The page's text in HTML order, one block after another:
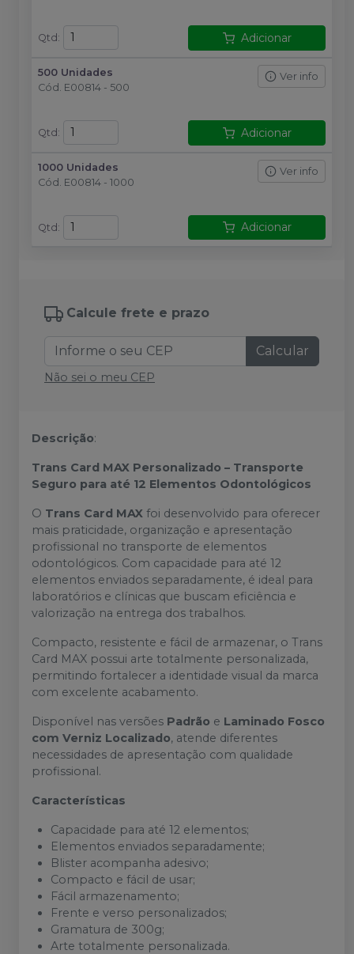
Qtd : Adicionar
500 Unidades
Cód. E00814 - 500
Ver info
Qtd : Adicionar
1000 Unidades
Cód. E00814 - 1000
Ver info
Qtd: Adicionar
Calcule frete e prazo
Calcular
Não sei o meu CEP
Descrição:
Trans Card MAX Personalizado – Transporte
Seguro para até 12 Elementos Odontológicos
O Trans Card MAX foi desenvolvido para oferecer
mais praticidade, organização e apresentação
profissional no transporte de elementos
odontológicos. Com capacidade para até 12
elementos enviados separadamente, é ideal para
laboratórios e clínicas que buscam eficiência e
valorização na entrega dos trabalhos.
Compacto, resistente e fácil de armazenar, o Trans
Card MAX possui arte totalmente personalizada,
permitindo fortalecer a identidade visual da marca
com excelente acabamento.
Disponível nas versões Padrão e Laminado Fosco
com Verniz Localizado, atende diferentes
necessidades de apresentação com qualidade
profissional.
Características
Capacidade para até 12 elementos;
Elementos enviados separadamente;
Blister acompanha adesivo;
Compacto e fácil de usar;
Fácil armazenamento;
Frente e verso personalizados;
Gramatura de 300g;
Arte totalmente personalizada.